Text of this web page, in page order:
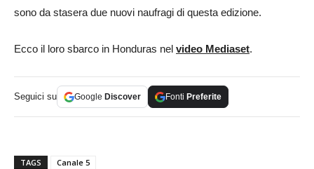
sono da stasera due nuovi naufragi di questa edizione.
Ecco il loro sbarco in Honduras nel video Mediaset.
Seguici su Google Discover Fonti Preferite
TAGS Canale 5